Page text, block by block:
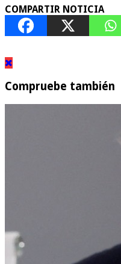
COMPARTIR NOTICIA
Compruebe también